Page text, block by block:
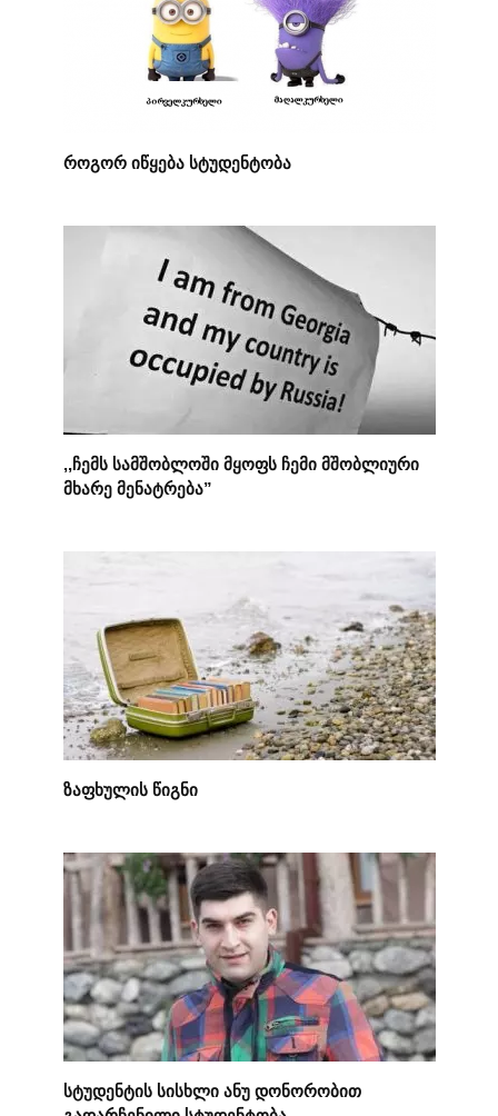
როგორ იწყება სტუდენტობა
,,ჩემს სამშობლოში მყოფს ჩემი მშობლიური
მხარე მენატრება”
ზაფხულის წიგნი
სტუდენტის სისხლი ანუ დონორობით